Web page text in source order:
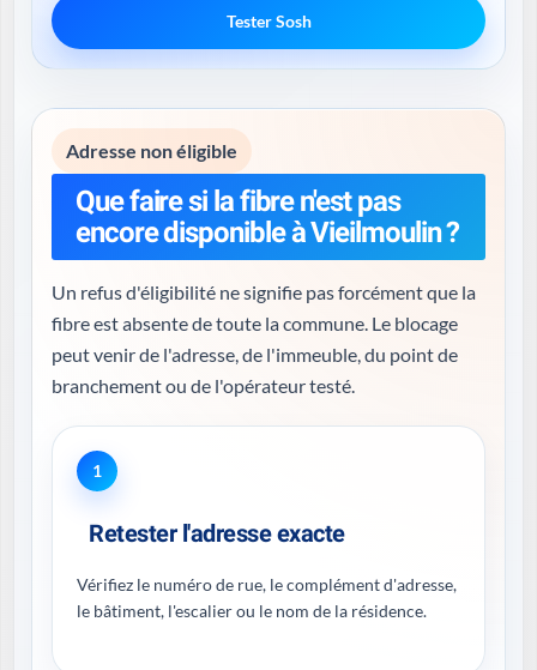
Tester Sosh
Adresse non éligible
Que faire si la fibre n'est pas
encore disponible à Vieilmoulin ?
Un refus d'éligibilité ne signifie pas forcément que la
fibre est absente de toute la commune. Le blocage
peut venir de l'adresse, de l'immeuble, du point de
branchement ou de l'opérateur testé.
1
Retester l'adresse exacte
Vérifiez le numéro de rue, le complément d'adresse,
le bâtiment, l'escalier ou le nom de la résidence.